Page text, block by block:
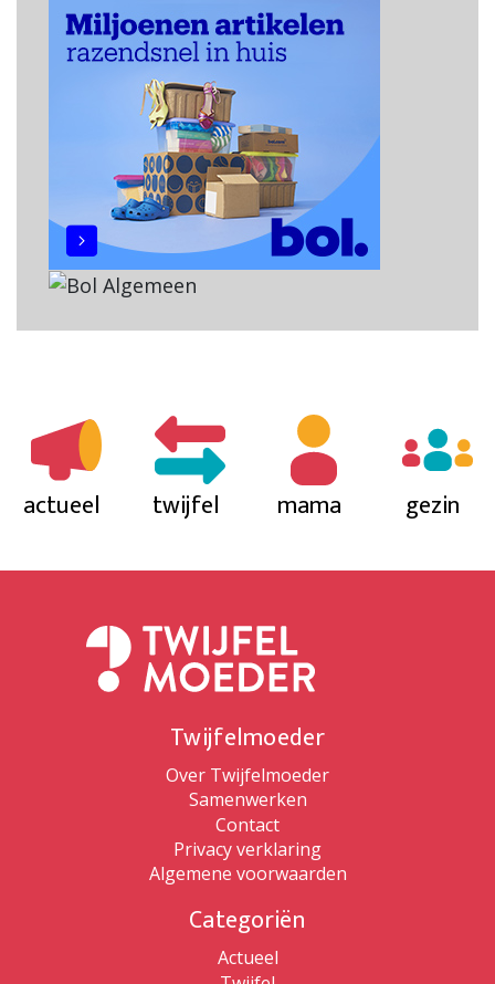
actueel twijfel mama gezin
Twijfelmoeder
Over Twijfelmoeder
Samenwerken
Contact
Privacy verklaring
Algemene voorwaarden
Categoriën
Actueel